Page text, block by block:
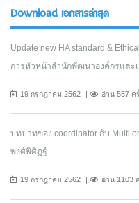
Download เอกสารล่าสุด
Update new HA standard &
การหัวหน้าสำนักพัฒนาองค์กรและเ
19 กรกฎาคม 2562 อ่าน 557 ค
บทบาทของ coordinator กับ Multi
พงศ์พิศิฎฐ์
19 กรกฎาคม 2562 อ่าน 1103